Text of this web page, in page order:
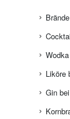
Liköre
Gin